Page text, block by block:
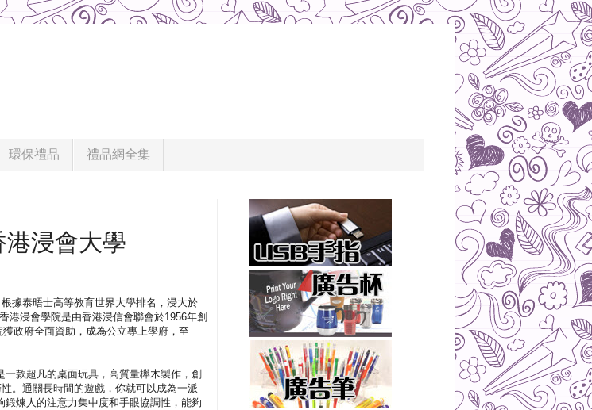
環保禮品 禮品網全集
浸會大學
據泰晤士高等教育世界大學排名，浸大於
港浸會學院是由香港浸信會聯會於1956年創
政府全面資助，成為公立專上學府，至
一款超凡的桌面玩具，高質量櫸木製作，創
。通關長時間的遊戲，你就可以成為一派
煉人的注意力集中度和手眼協調性，能夠